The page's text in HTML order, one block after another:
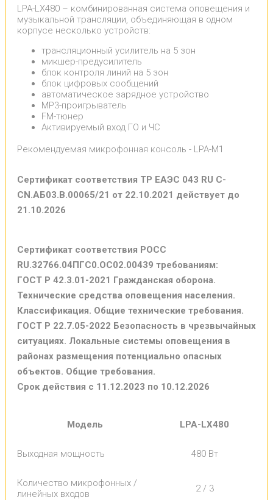
LPA-LX480 – комбинированная система оповещения и
музыкальной трансляции, объединяющая в одном
корпусе несколько устройств:
трансляционный усилитель на 5 зон
микшер-предусилитель
блок контроля линий на 5 зон
блок цифровых сообщений
автоматическое зарядное устройство
MP3-проигрыватель
FM-тюнер
Активируемый вход ГО и ЧС
Рекомендуемая микрофонная консоль - LPA-M1
Сертификат соответствия ТР ЕАЭС 043 RU С-
CN.АБ03.В.00065/21 от 22.10.2021 действует до
21.10.2026
Сертификат соответствия РОСС
RU.32766.04ПГС0.OC02.00439 требованиям:
ГОСТ Р 42.3.01-2021 Гражданская оборона.
Технические средства оповещения населения.
Классификация. Общие технические требования.
ГОСТ Р 22.7.05-2022 Безопасность в чрезвычайных
ситуациях. Локальные системы оповещения в
районах размещения потенциально опасных
объектов. Общие требования.
Срок действия с 11.12.2023 по 10.12.2026
Модель LPA-LX480
Выходная мощность 480 Вт
Количество микрофонных /
линейных входов
2 / 3